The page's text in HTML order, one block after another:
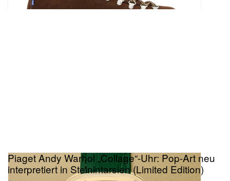
Piaget Andy Warhol „Collage“-Uhr: Pop-Art neu
interpretiert in Steinintarsien (Limited Edition)